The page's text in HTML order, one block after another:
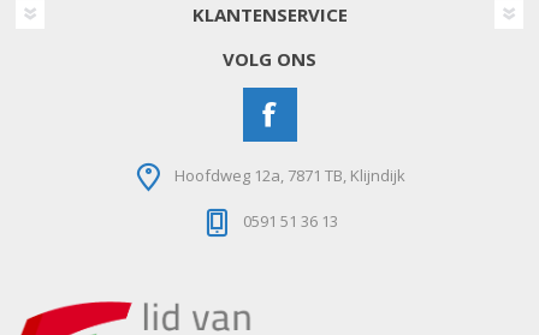
KLANTENSERVICE
VOLG ONS
Hoofdweg 12a, 7871 TB, Klijndijk
0591 51 36 13